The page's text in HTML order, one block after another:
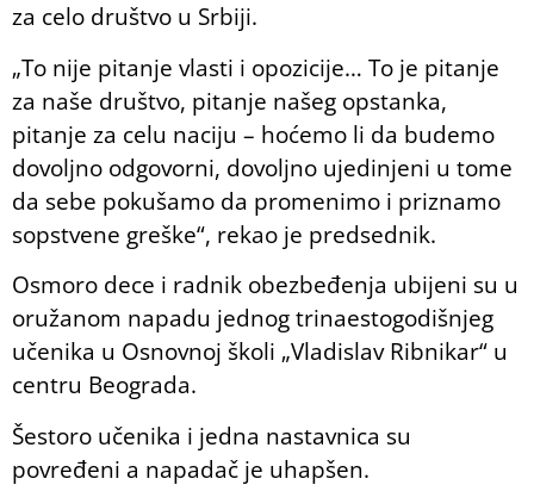
za celo društvo u Srbiji.
„To nije pitanje vlasti i opozicije… To je pitanje
za naše društvo, pitanje našeg opstanka,
pitanje za celu naciju – hoćemo li da budemo
dovoljno odgovorni, dovoljno ujedinjeni u tome
da sebe pokušamo da promenimo i priznamo
sopstvene greške“, rekao je predsednik.
Osmoro dece i radnik obezbeđenja ubijeni su u
oružanom napadu jednog trinaestogodišnjeg
učenika u Osnovnoj školi „Vladislav Ribnikar“ u
centru Beograda.
Šestoro učenika i jedna nastavnica su
povređeni a napadač je uhapšen.